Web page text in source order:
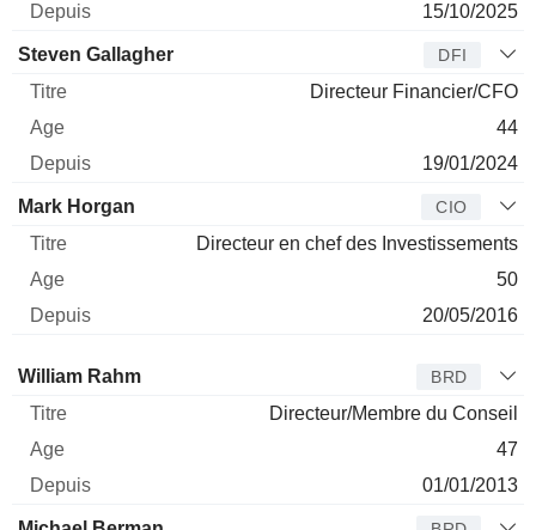
15/10/2025
Steven Gallagher DFI
Directeur Financier/CFO
44
19/01/2024
Mark Horgan CIO
Directeur en chef des Investissements
50
20/05/2016
Administrateur
William Rahm BRD
Directeur/Membre du Conseil
47
01/01/2013